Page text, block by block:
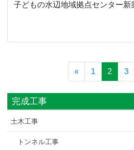
子どもの水辺地域拠点センター新
« 1 2 3
完成工事
土木工事
トンネル工事